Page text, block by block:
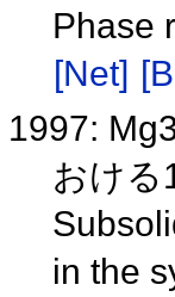
Phase
[Net]
1997:
おける
in the